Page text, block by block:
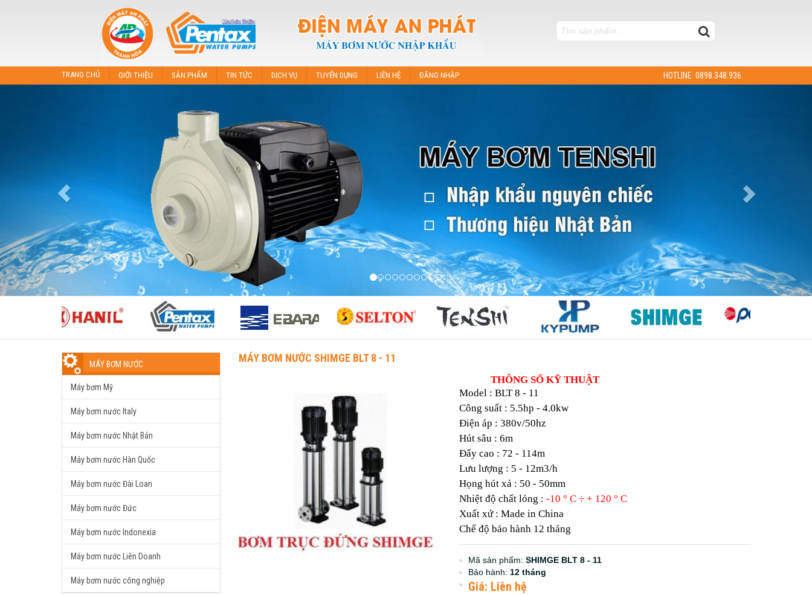
TRANG CHỦ GIỚI THIỆU SẢN PHẨM TIN TỨC DỊCH VỤ TUYỂN DỤNG LIÊN HỆ ĐĂNG NHẬP HOTLINE: 0898.348.936
MÁY BƠM NƯỚC
Máy bơm Mỹ
Máy bơm nước Italy
Máy bơm nước Nhật Bản
Máy bơm nước Hàn Quốc
Máy bơm nước Đài Loan
Máy bơm nước Đức
Máy bơm nước Indonexia
Máy bơm nước Liên Doanh
Máy bơm nước công nghiệp
MÁY BƠM NƯỚC SHIMGE BLT 8 - 11
​THÔNG SỐ KỸ THUẬT
Model : BLT 8 - 11
Công suất : 5.5hp - 4.0kw
Điện áp : 380v/50hz
Hút sâu : 6m
Đẩy cao : 72 - 114m
Lưu lượng : 5 - 12m3/h
Họng hút xả : 50 - 50mm
Nhiệt độ chất lỏng :-10 ° C ÷ + 120 ° C
Xuất xứ : Made in China
Chế độ bảo hành 12 tháng
Mã sản phẩm:SHIMGE BLT 8 - 11
Bảo hành:12 tháng
Giá: Liên hệ